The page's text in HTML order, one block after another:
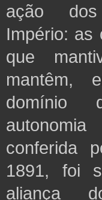
ação dos
Império: as
que
mantêm,
domínio
conferida
1891, foi
aliança